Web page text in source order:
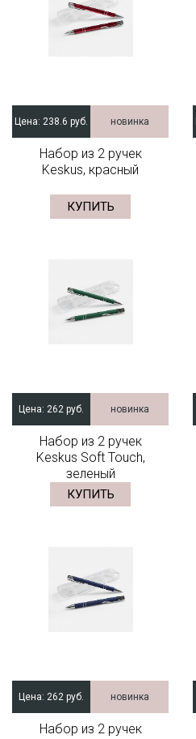
Цена: 238.6 руб. новинка
Набор из 2 ручек
Keskus, красный
КУПИТЬ
Цена: 262 руб. новинка
Набор из 2 ручек
Keskus Soft Touch,
зеленый
КУПИТЬ
Цена: 262 руб. новинка
Набор из 2 ручек